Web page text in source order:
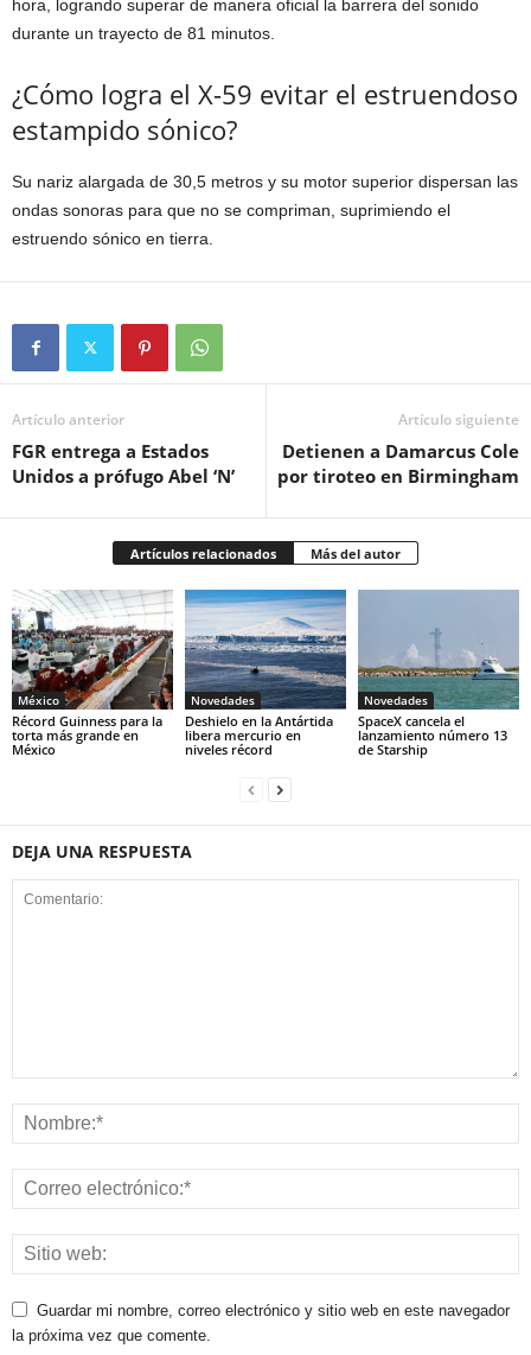
hora, logrando superar de manera oficial la barrera del sonido
durante un trayecto de 81 minutos.
¿Cómo logra el X-59 evitar el estruendoso
estampido sónico?
Su nariz alargada de 30,5 metros y su motor superior dispersan las
ondas sonoras para que no se compriman, suprimiendo el
estruendo sónico en tierra.
Artículo anterior
FGR entrega a Estados
Unidos a prófugo Abel ‘N’
Artículo siguiente
Detienen a Damarcus Cole
por tiroteo en Birmingham
Artículos relacionados Más del autor
México
Récord Guinness para la
torta más grande en
México
Novedades
Deshielo en la Antártida
libera mercurio en
niveles récord
Novedades
SpaceX cancela el
lanzamiento número 13
de Starship
DEJA UNA RESPUESTA
Guardar mi nombre, correo electrónico y sitio web en este navegador
la próxima vez que comente.